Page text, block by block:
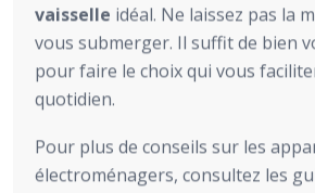
vaisselle idéal. Ne laissez pas la
vous submerger. Il suffit de bien
pour faire le choix qui vous
quotidien.
Pour plus de conseils sur les
électroménagers, consultez les